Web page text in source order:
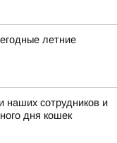
летние
сотрудников и
дня кошек